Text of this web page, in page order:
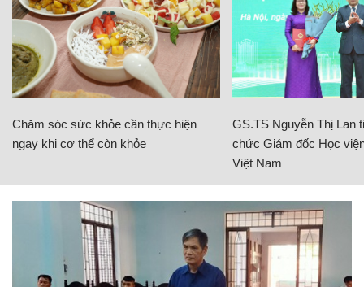
Chăm sóc sức khỏe cần thực hiện
ngay khi cơ thể còn khỏe
GS.TS Nguyễn Thị Lan
chức Giám đốc Học
Việt Nam